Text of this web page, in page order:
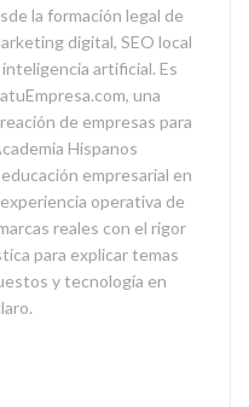
la formación legal de
digital, SEO local
artificial. Es
una
de empresas para
Hispanos
empresarial en
operativa de
reales con el rigor
para explicar temas
y tecnología en